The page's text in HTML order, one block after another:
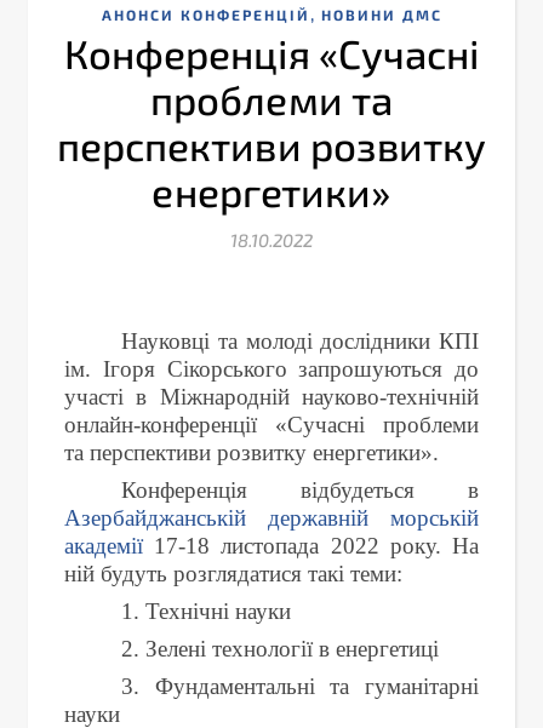
АНОНСИ КОНФЕРЕНЦІЙ , НОВИНИ ДМС
Конференція «Сучасні
проблеми та
перспективи розвитку
енергетики»
18.10.2022
Науковці та молоді дослідники КПІ
ім. Ігоря Сікорського запрошуються до
участі в Міжнародній науково-технічній
онлайн-конференції «Сучасні проблеми
та перспективи розвитку енергетики».
Конференція відбудеться в
Азербайджанській державній морській
академії 17-18 листопада 2022 року. На
ній будуть розглядатися такі теми:
1. Технічні науки
2. Зелені технології в енергетиці
3. Фундаментальні та гуманітарні
науки